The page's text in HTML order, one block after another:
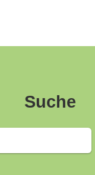
Suche
Suchen